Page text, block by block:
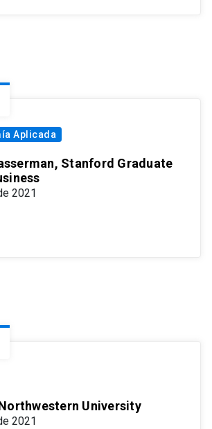
Aplicada
Stanford Graduate
2021
University
2021